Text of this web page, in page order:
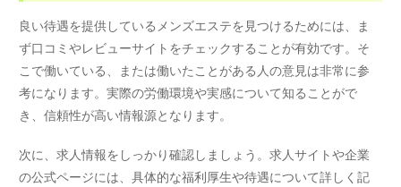
良い待遇を提供しているメンズエステを見つけるためには、ま
ず口コミやレビューサイトをチェックすることが有効です。そ
こで働いている、または働いたことがある人の意見は非常に参
考になります。実際の労働環境や実感について知ることがで
き、信頼性が高い情報源となります。
次に、求人情報をしっかり確認しましょう。求人サイトや企業
の公式ページには、具体的な福利厚生や待遇について詳しく記